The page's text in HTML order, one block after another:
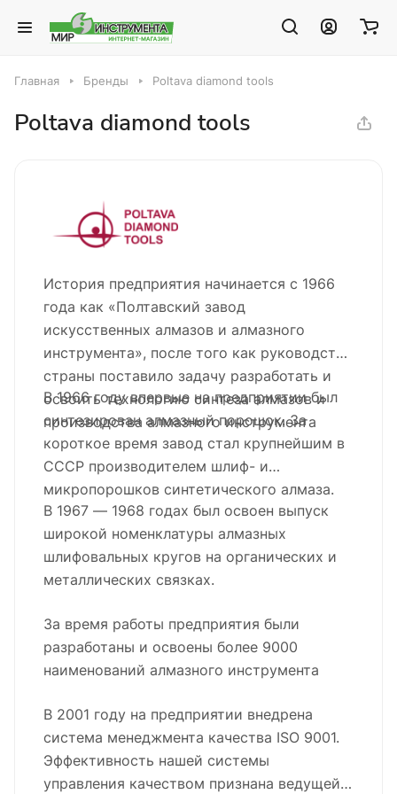
Главная Бренды Poltava diamond tools
Poltava diamond tools
История предприятия начинается с 1966
года как «Полтавский завод
искусственных алмазов и алмазного
инструмента», после того как руководство
страны поставило задачу разработать и
освоить технологию синтеза алмазов и
производства алмазного инструмента
В 1966 году впервые на предприятии был
синтезирован алмазный порошок. За
короткое время завод стал крупнейшим в
СССР производителем шлиф- и
микропорошков синтетического алмаза.
В 1967 — 1968 годах был освоен выпуск
широкой номенклатуры алмазных
шлифовальных кругов на органических и
металлических связках.
За время работы предприятия были
разработаны и освоены более 9000
наименований алмазного инструмента
В 2001 году на предприятии внедрена
система менеджмента качества ISO 9001.
Эффективность нашей системы
управления качеством признана ведущей